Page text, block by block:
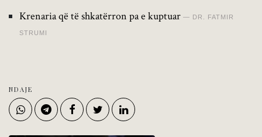
Krenaria që të shkatërron pa e kuptuar DR. FATMIR
STRUMI
NDAJE